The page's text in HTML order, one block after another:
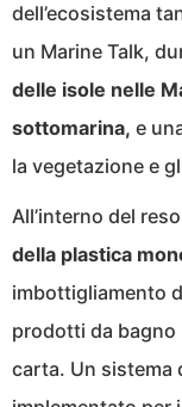
dell’ecosistema
un Marine Talk,
delle isole nelle
sottomarina, e
la vegetazione e
All’interno del
della plastica
imbottigliamento
prodotti da bagno
carta. Un sistema